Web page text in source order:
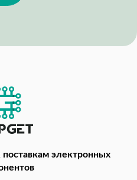
поставкам электронных